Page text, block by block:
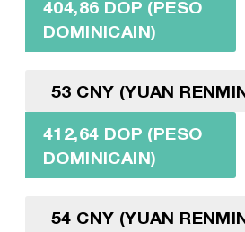
404,86 DOP (PESO
DOMINICAIN)
53 CNY (YUAN
412,64 DOP (PESO
DOMINICAIN)
54 CNY (YUAN